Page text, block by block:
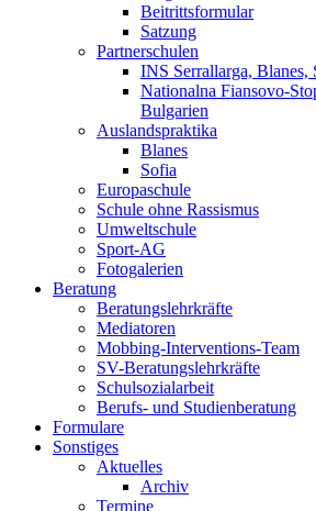
Beitrittsformular
Satzung
Partnerschulen
INS Serrallarga, Blanes,
Nationalna Fiansovo-
Bulgarien
Auslandspraktika
Blanes
Sofia
Europaschule
Schule ohne Rassismus
Umweltschule
Sport-AG
Fotogalerien
Beratung
Beratungslehrkräfte
Mediatoren
Mobbing-Interventions-Team
SV-Beratungslehrkräfte
Schulsozialarbeit
Berufs- und Studienberatung
Formulare
Sonstiges
Aktuelles
Archiv
Termine